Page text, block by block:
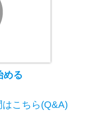
める
こちら(Q&A)